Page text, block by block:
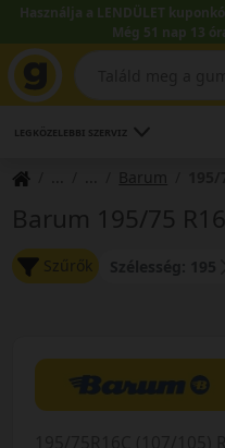
Használja a LENDÜLET
Még 51 nap 13
LEGKÖZELEBBI SZERVIZ
Barum
Barum 195/75
Szűrők